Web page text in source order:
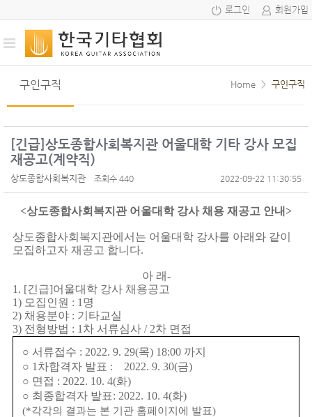
로그인 회원가입
구인구직 Home > 구인구직
[긴급]상도종합사회복지관 어울대학 기타 강사 모집
재공고(계약직)
상도종합사회복지관 조회수 440 2022-09-22 11:30:55
<상도종합사회복지관 어울대학 강사 채용 재공고 안내>
상도종합사회복지관에서는 어울대학 강사를 아래와 같이
모집하고자 재공고 합니다.
아 래-
1. [긴급]어울대학 강사 채용공고
1) 모집인원 : 1 명
2) 채용분야 : 기타교실
3) 전형방법 : 1 차 서류심사 / 2차 면접
○ 서류접수 : 2022. 9. 29(목) 18:00 까지
○ 1 차합격자 발표 : 2022. 9. 30(금)
○ 면접 : 2022. 10. 4(화)
○ 최종합격자 발표: 2022. 10. 4(화)
(*각각의 결과는 본 기관 홈페이지에 발표)